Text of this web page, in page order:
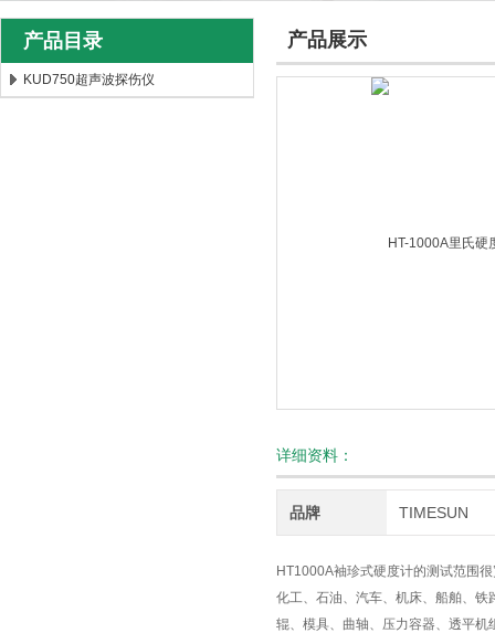
产品目录
KUD750超声波探伤仪
产品展示
详细资料：
品牌 TIMESUN
HT1000A袖珍式硬度计的测试范围
化工、石油、汽车、机床、船舶、
辊、模具、曲轴、压力容器、透平